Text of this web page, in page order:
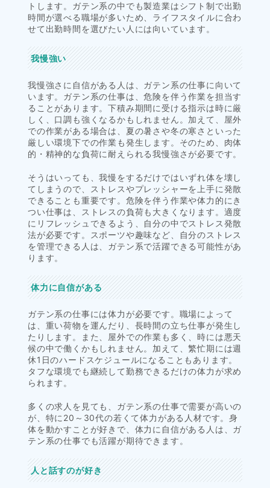
トします。ガテン系の中でも製造業はシフト制で出勤
時間が選べる職場が多いため、ライフスタイルに合わ
せて出勤時間を選びたい人には向いています。
我慢強い
我慢強さに自信がある人は、ガテン系の仕事に向いて
います。ガテン系の仕事は、危険を伴う作業を担当す
ることがあります。下積み期間に受ける指示は時に厳
しく、口調も強くなるかもしれません。加えて、屋外
での作業がある場合は、夏の暑さや冬の寒さといった
厳しい環境下での作業も発生します。そのため、肉体
的・精神的な負荷に耐えられる我慢強さが必要です。
そうはいっても、我慢をするだけではいずれ体を壊し
てしまうので、ストレスやプレッシャーを上手に発散
できることも重要です。危険を伴う作業や体力的にき
つい仕事は、ストレスの負荷も大きくなります。適度
にリフレッシュできるよう、自分の中でストレス発散
法が必要です。スポーツや趣味など、自分のストレス
を管理できる人は、ガテン系で活躍できる可能性があ
ります。
体力に自信がある
ガテン系の仕事には体力が必要です。職場によって
は、重い荷物を運んだり、長時間の立ち仕事が発生し
たりします。また、屋外での作業も多く、時には悪天
候の中で働くかもしれません。加えて、繁忙期には週
休1日のハードスケジュールになることもあります。
タフな環境でも継続して勤務できるだけの体力が求め
られます。
多くの求人を見ても、ガテン系の仕事で需要が高いの
が、特に20～30代の若くて体力がある人材です。身
体を動かすことが好きで、体力に自信がある人は、ガ
テン系の仕事でも活躍が期待できます。
人と話すのが好き